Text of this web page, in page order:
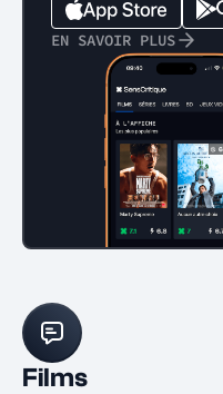
EN SAVOIR PLUS
Films